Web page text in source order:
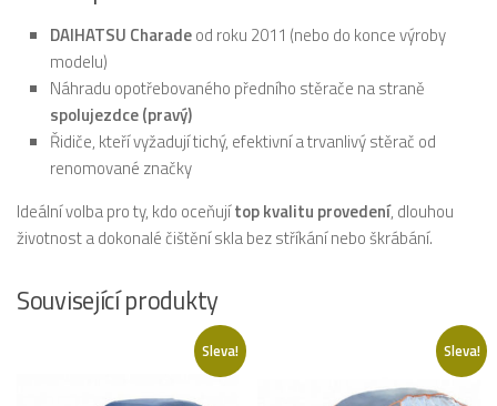
DAIHATSU Charadeod roku 2011 (nebo do konce výroby
modelu)
Náhradu opotřebovaného předního stěrače na straně
spolujezdce (pravý)
Řidiče, kteří vyžadují tichý, efektivní a trvanlivý stěrač od
renomované značky
Ideální volba pro ty, kdo oceňujítop kvalitu provedení, dlouhou
životnost a dokonalé čištění skla bez stříkání nebo škrábání.
Související produkty
Sleva! Sleva!